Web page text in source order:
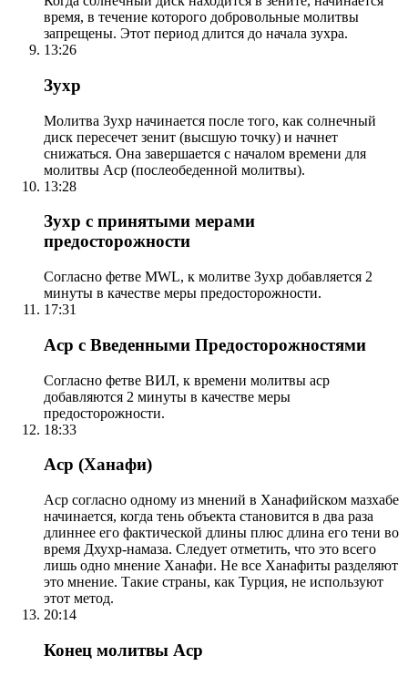
время, в течение которого добровольные молитвы
запрещены. Этот период длится до начала зухра.
13:26
Зухр
Молитва Зухр начинается после того, как солнечный
диск пересечет зенит (высшую точку) и начнет
снижаться. Она завершается с началом времени для
молитвы Аср (послеобеденной молитвы).
13:28
Зухр с принятыми мерами
предосторожности
Согласно фетве MWL, к молитве Зухр добавляется 2
минуты в качестве меры предосторожности.
17:31
Аср с Введенными Предосторожностями
Согласно фетве ВИЛ, к времени молитвы аср
добавляются 2 минуты в качестве меры
предосторожности.
18:33
Аср (Ханафи)
Аср согласно одному из мнений в Ханафийском мазхабе
начинается, когда тень объекта становится в два раза
длиннее его фактической длины плюс длина его тени во
время Дхухр-намаза. Следует отметить, что это всего
лишь одно мнение Ханафи. Не все Ханафиты разделяют
это мнение. Такие страны, как Турция, не используют
этот метод.
20:14
Конец молитвы Аср